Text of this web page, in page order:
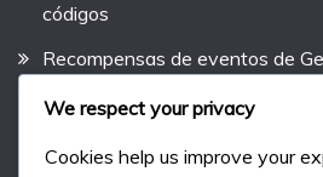
códigos
Recompensas de eventos de
exclusivos, Recompensas de
Códigos de Primogemas de
We respect your privacy
Cookies help us improve your